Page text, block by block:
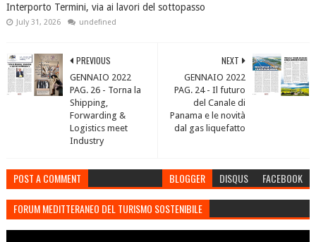
Interporto Termini, via ai lavori del sottopasso
July 31, 2026 undefined
NEXT
GENNAIO 2022
PAG. 24 - Il futuro
del Canale di
Panama e le novità
dal gas liquefatto
PREVIOUS
GENNAIO 2022
PAG. 26 - Torna la
Shipping,
Forwarding &
Logistics meet
Industry
POST A COMMENT BLOGGER DISQUS FACEBOOK
FORUM MEDITTERANEO DEL TURISMO SOSTENIBILE